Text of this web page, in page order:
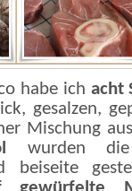
habe ich acht
gesalzen,
Mischung
wurden die
beiseite